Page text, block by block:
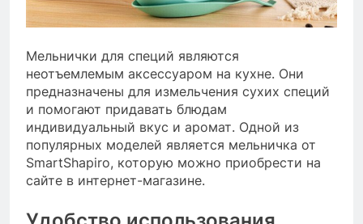
Мельнички для специй являются
неотъемлемым аксессуаром на кухне. Они
предназначены для измельчения сухих специй
и помогают придавать блюдам
индивидуальный вкус и аромат. Одной из
популярных моделей является мельничка от
SmartShapiro, которую можно приобрести на
сайте в интернет-магазине.